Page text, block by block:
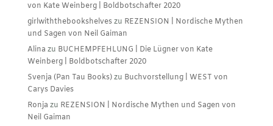
von Kate Weinberg | Boldbotschafter 2020
girlwiththebookshelveszu REZENSION | Nordische Mythen
und Sagen von Neil Gaiman
Alina zu BUCHEMPFEHLUNG | Die Lügner von Kate
Weinberg | Boldbotschafter 2020
Svenja (Pan Tau Books)zu Buchvorstellung | WEST von
Carys Davies
Ronja zu REZENSION | Nordische Mythen und Sagen von
Neil Gaiman